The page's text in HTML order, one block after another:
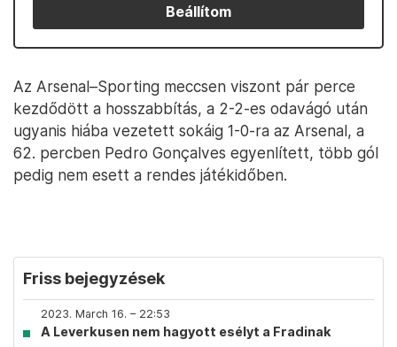
Beállítom
Az Arsenal–Sporting meccsen viszont pár perce
kezdődött a hosszabbítás, a 2-2-es odavágó után
ugyanis hiába vezetett sokáig 1-0-ra az Arsenal, a
62. percben Pedro Gonçalves egyenlített, több gól
pedig nem esett a rendes játékidőben.
Friss bejegyzések
2023. March 16. – 22:53
A Leverkusen nem hagyott esélyt a Fradinak